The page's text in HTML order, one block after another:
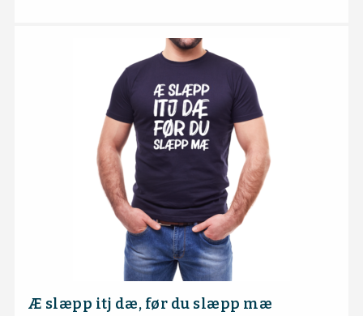
Æ slæpp itj dæ, før du slæpp mæ